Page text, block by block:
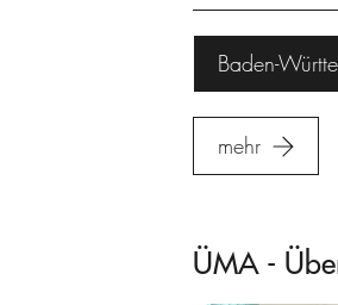
Baden-
mehr
ÜMA -